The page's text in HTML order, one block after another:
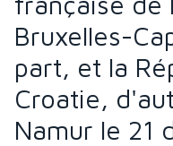
Bruxelles-
part, et la
Croatie,
Namur le 21